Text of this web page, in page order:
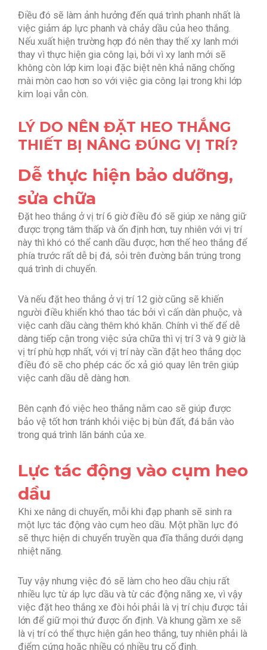
Điều đó sẽ làm ảnh hưởng đến quá trình phanh nhất là
việc giảm áp lực phanh và chảy dầu của heo thắng.
Nếu xuất hiện trường hợp đó nên thay thế xy lanh mới
thay vì thực hiện gia công lại, bởi vì xy lanh mới sẽ
không còn lớp kim loại đặc biệt nên khả năng chống
mài mòn cao hơn so với việc gia công lại trong khi lớp
kim loại vẫn còn.
LÝ DO NÊN ĐẶT HEO THẮNG
THIẾT BỊ NÂNG ĐÚNG VỊ TRÍ?
Dễ thực hiện bảo dưỡng,
sửa chữa
Đặt heo thắng ở vị trí 6 giờ điều đó sẽ giúp xe nâng giữ
được trọng tâm thấp và ổn định hơn, tuy nhiên với vị trí
này thì khó có thể canh dầu được, hơn thế heo thắng để
phía trước rất dễ bị đá, sỏi trên đường bắn trúng trong
quá trình di chuyển.
Và nếu đặt heo thắng ở vị trí 12 giờ cũng sẽ khiến
người điều khiển khó thao tác bởi vì cấn dàn phuộc, và
việc canh dầu càng thêm khó khăn. Chính vì thế để dễ
dàng tiếp cận trong việc sửa chữa thì vị trí 3 và 9 giờ là
vị trí phù hợp nhất, với vị trí này cần đặt heo thắng dọc
điều đó sẽ cho phép các ốc xả gió quay lên trên giúp
việc canh dầu dễ dàng hơn.
Bên cạnh đó việc heo thắng nằm cao sẽ giúp được
bảo vệ tốt hơn tránh khỏi việc bị bùn đất, đá bắn vào
trong quá trình lăn bánh của xe.
Lực tác động vào cụm heo
dầu
Khi xe nâng di chuyển, mỗi khi đạp phanh sẽ sinh ra
một lực tác động vào cụm heo dầu. Một phần lực đó
sẽ thực hiện di chuyển truyền qua đĩa thắng dưới dạng
nhiệt năng.
Tuy vậy nhưng việc đó sẽ làm cho heo dầu chịu rất
nhiều lực từ áp lực dầu và từ các động năng xe, vì vậy
việc đặt heo thắng xe đòi hỏi phải là vị trí chịu được tải
lớn để giữ mọi thứ được ổn định. Và khung gầm xe sẽ
là vị trí có thể thực hiện gắn heo thắng, tuy nhiên phải là
điểm cứng hoặc nhiều có nhiều trụ cố định.